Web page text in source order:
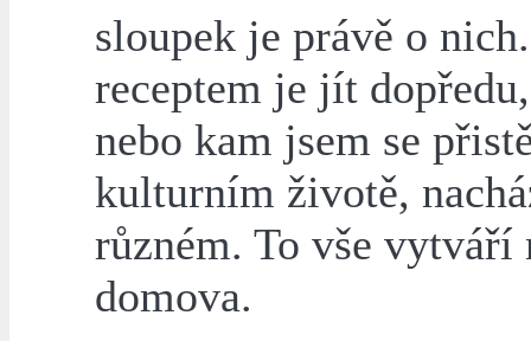
sloupek je právě o
receptem je jít
nebo kam jsem se
kulturním životě,
různém. To vše
domova.